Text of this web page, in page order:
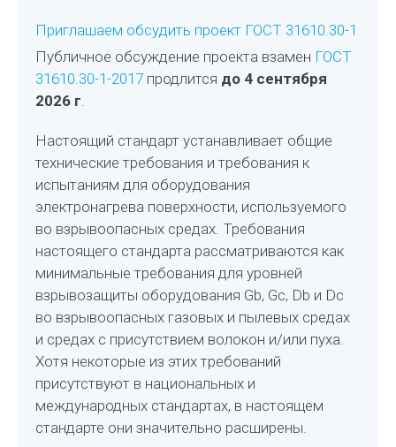
Приглашаем обсудить проект ГОСТ 31610.30-1
Публичное обсуждение проекта взамен ГОСТ
31610.30-1-2017 продлится до 4 сентября
2026 г.
Настоящий стандарт устанавливает общие
технические требования и требования к
испытаниям для оборудования
электронагрева поверхности, используемого
во взрывоопасных средах. Требования
настоящего стандарта рассматриваются как
минимальные требования для уровней
взрывозащиты оборудования Gb, Gc, Db и Dс
во взрывоопасных газовых и пылевых средах
и средах с присутствием волокон и/или пуха.
Хотя некоторые из этих требований
присутствуют в национальных и
международных стандартах, в настоящем
стандарте они значительно расширены.